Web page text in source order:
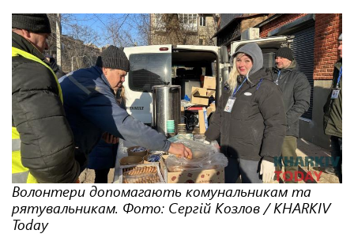
Волонтери допомагають комунальникам та
рятувальникам. Фото: Сергій Козлов / KHARKIV
Today